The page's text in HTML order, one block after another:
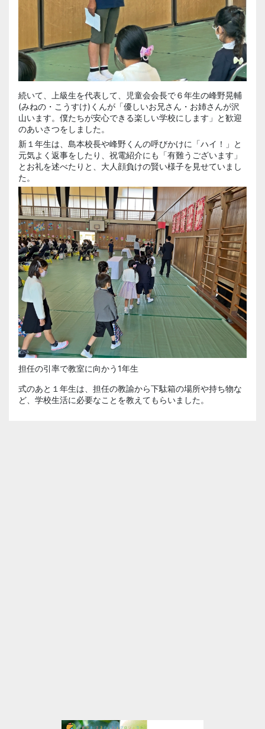
続いて、上級生を代表して、児童会会長で６年生の峰野晃輔
(みねの・こうすけ)くんが「優しいお兄さん・お姉さんが沢
山います。僕たちが安心できる楽しい学校にします」と歓迎
のあいさつをしました。
新１年生は、島本校長や峰野くんの呼びかけに「ハイ！」と
元気よく返事をしたり、祝電紹介にも「有難うございます」
とお礼を述べたりと、大人顔負けの賢い様子を見せていまし
た。
担任の引率で教室に向かう1年生
式のあと１年生は、担任の教諭から下駄箱の場所や持ち物な
ど、学校生活に必要なことを教えてもらいました。